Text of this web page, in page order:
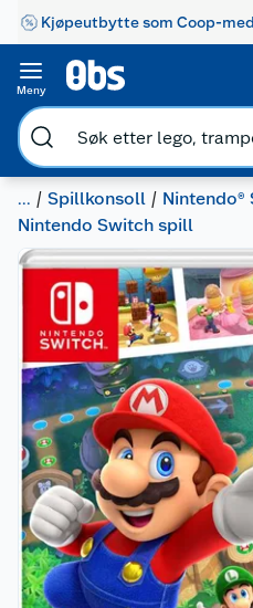
Kjøpeutbytte som Coop-
Meny
... Spillkonsoll
Nintendo®
Nintendo Switch spill